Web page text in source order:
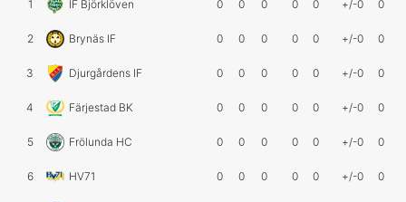
1 IF Björklöven 0 0 0 0 0 +/-0 0
2 Brynäs IF 0 0 0 0 0 +/-0 0
3 Djurgårdens IF 0 0 0 0 0 +/-0 0
4 Färjestad BK 0 0 0 0 0 +/-0 0
5 Frölunda HC 0 0 0 0 0 +/-0 0
6 HV71 0 0 0 0 0 +/-0 0